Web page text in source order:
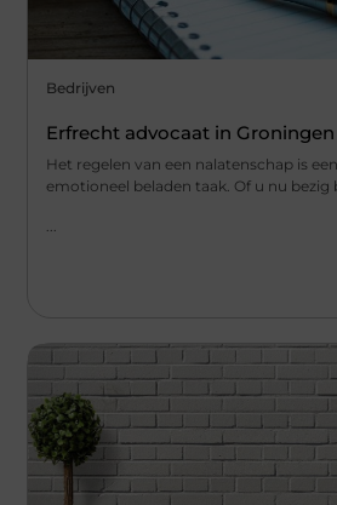
Bedrijven
Erfrecht advocaat in Groningen
Het regelen van een nalatenschap is
emotioneel beladen taak. Of u nu